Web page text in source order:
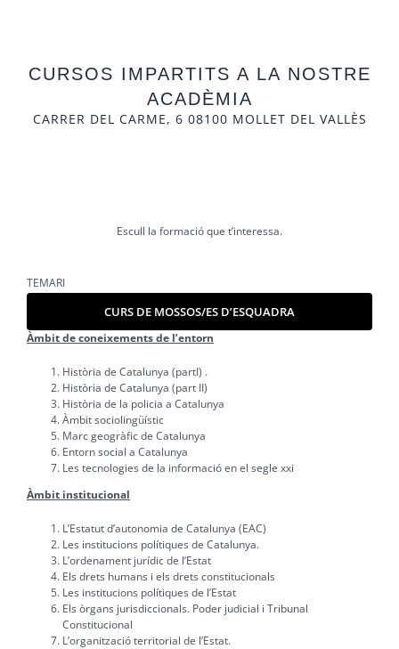
CURSOS IMPARTITS A LA NOSTRE
ACADÈMIA
CARRER DEL CARME, 6 08100 MOLLET DEL VALLÈS
Escull la formació que t’interessa.
TEMARI
CURS DE MOSSOS/ES D’ESQUADRA
Àmbit de coneixements de l’entorn
Història de Catalunya (partI) .
Història de Catalunya (part II)
Història de la policia a Catalunya
Àmbit sociolingüístic
Marc geogràfic de Catalunya
Entorn social a Catalunya
Les tecnologies de la informació en el segle xxi
Àmbit institucional
L’Estatut d’autonomia de Catalunya (EAC)
Les institucions polítiques de Catalunya.
L’ordenament jurídic de l’Estat
Els drets humans i els drets constitucionals
Les institucions polítiques de l’Estat
Els òrgans jurisdiccionals. Poder judicial i Tribunal
Constitucional
L’organització territorial de l’Estat.